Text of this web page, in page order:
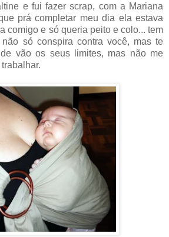
e fui fazer scrap, com a Mariana
prá completar meu dia ela estava
comigo e só queria peito e colo... tem
só conspira contra você, mas te
vão os seus limites, mas não me